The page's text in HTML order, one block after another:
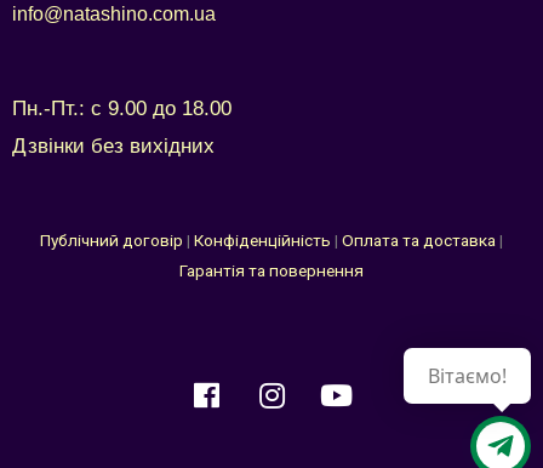
info@natashino.com.ua
Пн.-Пт.: с 9.00 до 18.00
Дзвінки без вихідних
Публічний договір | Конфіденційність | Оплата та доставка |
Гарантія та повернення
Вітаємо!